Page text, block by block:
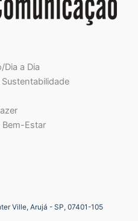
Dia a Dia
Estar
Ville, Arujá - SP, 07401-105